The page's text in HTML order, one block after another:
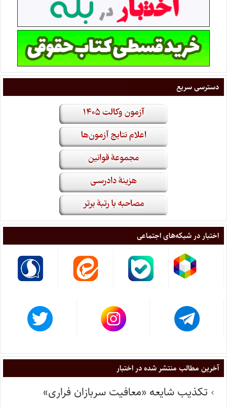
دسترسی سریع
اختبار در شبکه‌های اجتماعی
آخرین مطالب منتشر شده در اختبار
تکذیب شایعه «معافیت سربازان فراری»